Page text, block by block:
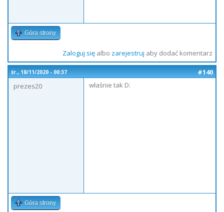
Góra strony
Zaloguj sięalbo zarejestruj aby dodać komentarz
śr., 18/11/2020 - 00:37
#140
prezes20
właśnie tak D:
Góra strony